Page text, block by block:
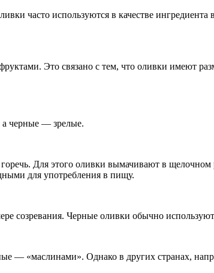
часто используются в качестве
Это связано с тем, что оливки имеют
а черные — зрелые.
Для этого оливки вымачивают в щелочном
для употребления в пищу.
созревания. Черные оливки обычно
— «маслинами». Однако в других странах,